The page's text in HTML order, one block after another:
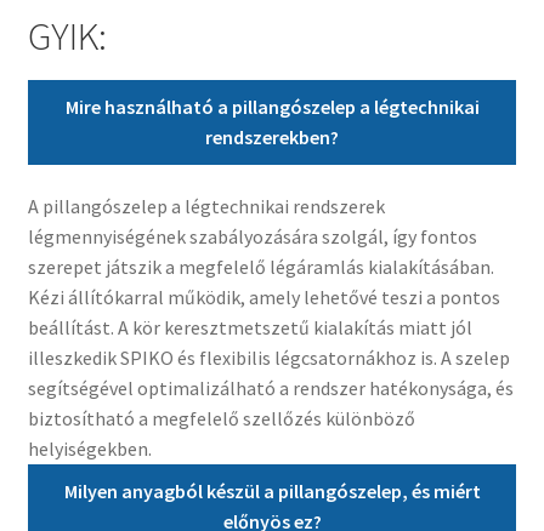
GYIK:
Mire használható a pillangószelep a légtechnikai
rendszerekben?
A pillangószelep a légtechnikai rendszerek
légmennyiségének szabályozására szolgál, így fontos
szerepet játszik a megfelelő légáramlás kialakításában.
Kézi állítókarral működik, amely lehetővé teszi a pontos
beállítást. A kör keresztmetszetű kialakítás miatt jól
illeszkedik SPIKO és flexibilis légcsatornákhoz is. A szelep
segítségével optimalizálható a rendszer hatékonysága, és
biztosítható a megfelelő szellőzés különböző
helyiségekben.
Milyen anyagból készül a pillangószelep, és miért
előnyös ez?